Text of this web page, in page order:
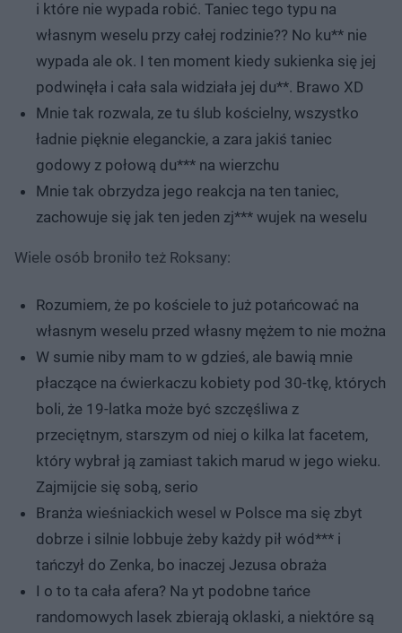
i które nie wypada robić. Taniec tego typu na
własnym weselu przy całej rodzinie?? No ku** nie
wypada ale ok. I ten moment kiedy sukienka się jej
podwinęła i cała sala widziała jej du**. Brawo XD
Mnie tak rozwala, ze tu ślub kościelny, wszystko
ładnie pięknie eleganckie, a zara jakiś taniec
godowy z połową du*** na wierzchu
Mnie tak obrzydza jego reakcja na ten taniec,
zachowuje się jak ten jeden zj*** wujek na weselu
Wiele osób broniło też Roksany:
Rozumiem, że po kościele to już potańcować na
własnym weselu przed własny mężem to nie można
W sumie niby mam to w gdzieś, ale bawią mnie
płaczące na ćwierkaczu kobiety pod 30-tkę, których
boli, że 19-latka może być szczęśliwa z
przeciętnym, starszym od niej o kilka lat facetem,
który wybrał ją zamiast takich marud w jego wieku.
Zajmijcie się sobą, serio
Branża wieśniackich wesel w Polsce ma się zbyt
dobrze i silnie lobbuje żeby każdy pił wód*** i
tańczył do Zenka, bo inaczej Jezusa obraża
I o to ta cała afera? Na yt podobne tańce
randomowych lasek zbierają oklaski, a niektóre są